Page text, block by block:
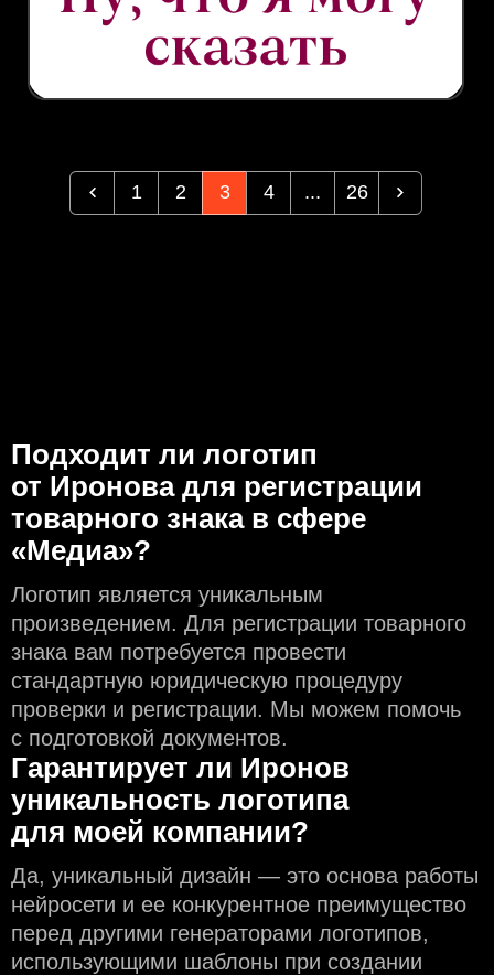
1 2 3 4 ... 26
Подходит ли логотип
от Иронова для регистрации
товарного знака в сфере
«Медиа»?
Логотип является уникальным
произведением. Для регистрации товарного
знака вам потребуется провести
стандартную юридическую процедуру
проверки и регистрации. Мы можем помочь
с подготовкой документов.
Гарантирует ли Иронов
уникальность логотипа
для моей компании?
Да, уникальный дизайн — это основа работы
нейросети и еe конкурентное преимущество
перед другими генераторами логотипов,
использующими шаблоны при создании